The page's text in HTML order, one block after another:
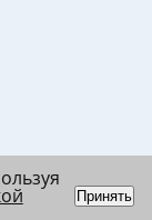
Принять